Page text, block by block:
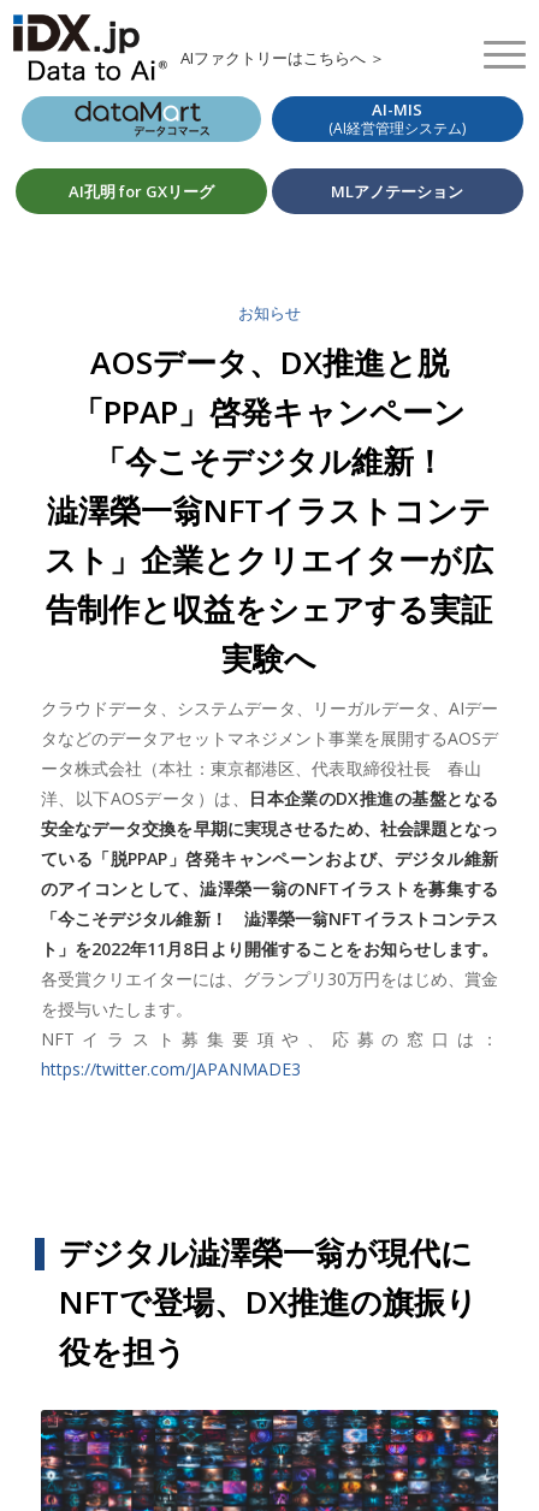
AIファクトリーはこちらへ ＞
AI-MIS
(AI経営管理システム)
AI孔明 for GXリーグ MLアノテーション
お知らせ
AOSデータ、DX推進と脱
「PPAP」啓発キャンペーン
「今こそデジタル維新！
澁澤榮一翁NFTイラストコンテ
スト」企業とクリエイターが広
告制作と収益をシェアする実証
実験へ
クラウドデータ、システムデータ、リーガルデータ、AIデー
タなどのデータアセットマネジメント事業を展開するAOSデ
ータ株式会社（本社：東京都港区、代表取締役社長 春山
洋、以下AOSデータ）は、
日本企業のDX推進の基盤となる
安全なデータ交換を早期に実現させるため、社会課題となっ
ている「脱PPAP」啓発キャンペーンおよび、デジタル維新
のアイコンとして、澁澤榮一翁のNFTイラストを募集する
「今こそデジタル維新！ 澁澤榮一翁NFTイラストコンテス
ト」を2022年11月8日より開催することをお知らせします。
各受賞クリエイターには、グランプリ30万円をはじめ、賞金
を授与いたします。
NFTイラスト募集要項や、応募の窓口は：
https://twitter.com/JAPANMADE3
デジタル澁澤榮一翁が現代に
NFTで登場、DX推進の旗振り
役を担う